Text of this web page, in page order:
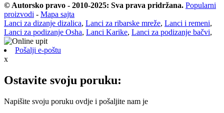
© Autorsko pravo - 2010-2025: Sva prava pridržana. Popularni
proizvodi - Mapa sajta
Lanci za dizanje dizalica, Lanci za ribarske mreže, Lanci i remeni,
Lanci za podizanje Osha, Lanci Karike, Lanci za podizanje bačvi,
Pošalji e-poštu
x
Ostavite svoju poruku:
Napišite svoju poruku ovdje i pošaljite nam je